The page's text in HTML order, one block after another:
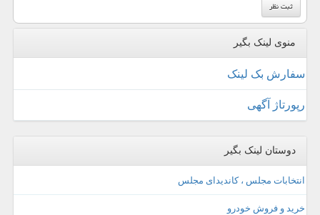
منوی لینک بگیر
سفارش بک لینک
رپورتاژ آگهی
دوستان لینک بگیر
انتخابات مجلس ، کاندیدای مجلس
خرید و فروش خودرو